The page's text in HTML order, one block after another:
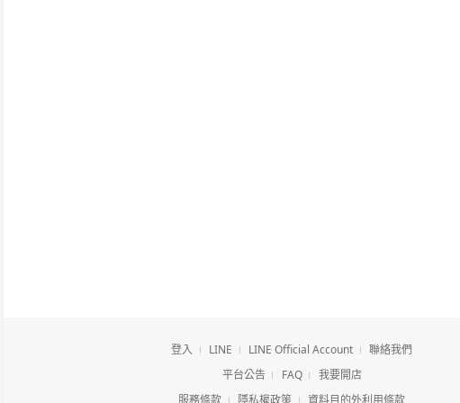
登入 LINE LINE Official Account
聯絡我們
平台公告
FAQ
我要開店
服務條款
隱私權政策 資料目的外利用條款